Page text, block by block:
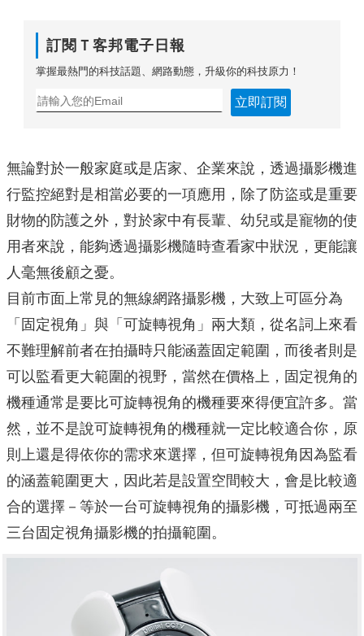
訂閱Ｔ客邦電子日報
掌握最熱門的科技話題、網路動態，升級你的科技原力！
立即訂閱
無論對於一般家庭或是店家、企業來說，透過攝影機進
行監控絕對是相當必要的一項應用，除了防盜或是重要
財物的防護之外，對於家中有長輩、幼兒或是寵物的使
用者來說，能夠透過攝影機隨時查看家中狀況，更能讓
人毫無後顧之憂。
目前市面上常見的無線網路攝影機，大致上可區分為
「固定視角」與「可旋轉視角」兩大類，從名詞上來看
不難理解前者在拍攝時只能涵蓋固定範圍，而後者則是
可以監看更大範圍的視野，當然在價格上，固定視角的
機種通常是要比可旋轉視角的機種要來得便宜許多。當
然，並不是說可旋轉視角的機種就一定比較適合你，原
則上還是得依你的需求來選擇，但可旋轉視角因為監看
的涵蓋範圍更大，因此若是設置空間較大，會是比較適
合的選擇－等於一台可旋轉視角的攝影機，可抵過兩至
三台固定視角攝影機的拍攝範圍。